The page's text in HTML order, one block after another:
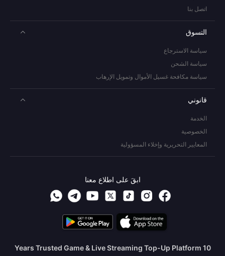
اتصل بنا
التسوق
سياسة الاسترجاع
سياسة الشحن
سياسة مكافحة غسيل الأموال وتمويل الإرهاب
قانوني
الخدمة
الخصوصية
المعايير التحريرية وإخلاء المسؤولية
ابقَ على اطلاع معنا
10 Years Trusted Game & Live Streaming Top-Up Platform